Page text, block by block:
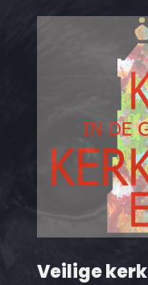
Veilige kerk